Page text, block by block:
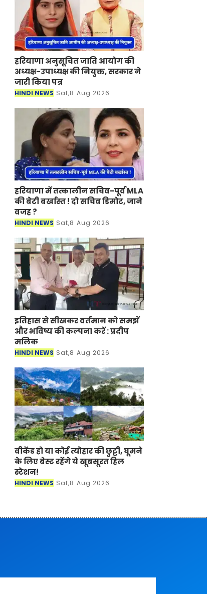
हरियाणा अनुसूचित जाति आयोग की
अध्यक्ष-उपाध्यक्ष की नियुक्त, सरकार ने
जारी किया पत्र
HINDI NEWS Sat,8 Aug 2026
हरियाणा में तत्कालीन सचिव-पूर्व MLA
की बेटी बर्खास्त ! दो सचिव डिमोट, जाने
वजह ?
HINDI NEWS Sat,8 Aug 2026
इतिहास से सीखकर वर्तमान को समझें
और भविष्य की कल्पना करें : प्रदीप
मलिक
HINDI NEWS Sat,8 Aug 2026
वीकेंड हो या कोई त्योहार की छुट्टी, घूमने
के लिए बेस्ट रहेंगे ये खूबसूरत हिल
स्टेशन!
HINDI NEWS Sat,8 Aug 2026